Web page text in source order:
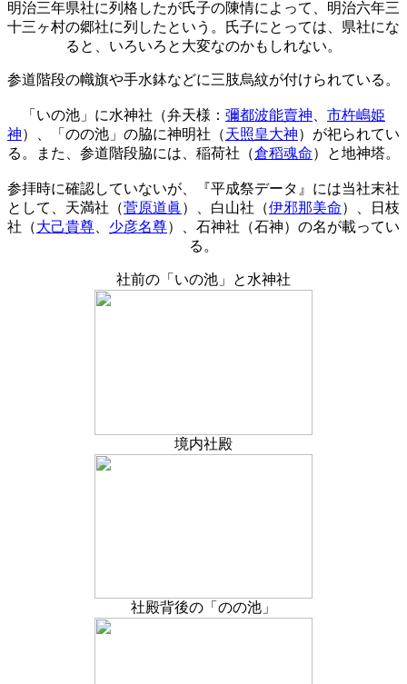
明治三年県社に列格したが氏子の陳情によって、明治六年三
十三ヶ村の郷社に列したという。氏子にとっては、県社にな
ると、いろいろと大変なのかもしれない。
参道階段の幟旗や手水鉢などに三肢烏紋が付けられている。
「いの池」に水神社（弁天様： 彌都波能賣神
市杵嶋姫
神）、「のの池」の脇に神明社（天照皇大神）が祀られてい
る。また、参道階段脇には、稲荷社（倉稻魂命）と地神塔。
参拝時に確認していないが、『平成祭データ』には当社末社
として、天満社（菅原道眞）、白山社（伊邪那美命）、日枝
社（大己貴尊 少彦名尊）、石神社（石神）の名が載ってい
る。
社前の「いの池」と水神社
境内社殿
社殿背後の「のの池」